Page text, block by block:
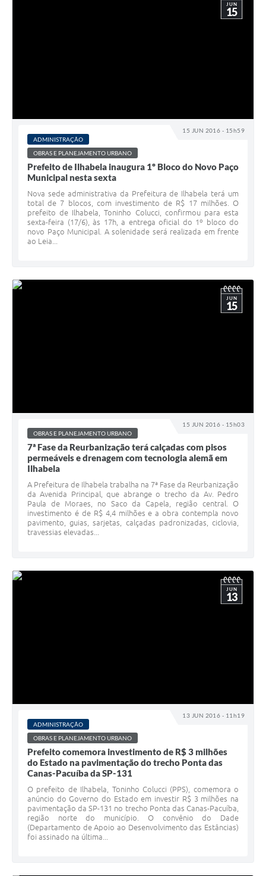
15 JUN 2016 - 15h59
JUN
15
ADMINISTRAÇÃO
OBRAS E PLANEJAMENTO URBANO
Prefeito de Ilhabela inaugura 1º Bloco do Novo Paço
Municipal nesta sexta
Nova sede administrativa da Prefeitura de Ilhabela terá um
total de 7 blocos, com investimento de R$ 17 milhões. O
prefeito de Ilhabela, Toninho Colucci, confirmou para esta
sexta-feira (17/6), às 17h, a entrega oficial do 1º bloco do
novo Paço Municipal. A solenidade será realizada em frente
ao Leia...
15 JUN 2016 - 15h03
JUN
15
OBRAS E PLANEJAMENTO URBANO
7ª Fase da Reurbanização terá calçadas com pisos
permeáveis e drenagem com tecnologia alemã em
Ilhabela
A Prefeitura de Ilhabela trabalha na 7ª Fase da Reurbanização
da Avenida Principal, que abrange o trecho da Av. Pedro
Paula de Moraes, no Saco da Capela, região central. O
investimento é de R$ 4,4 milhões e a obra contempla novo
pavimento, guias, sarjetas, calçadas padronizadas, ciclovia,
travessias elevadas...
13 JUN 2016 - 11h19
JUN
13
ADMINISTRAÇÃO
OBRAS E PLANEJAMENTO URBANO
Prefeito comemora investimento de R$ 3 milhões
do Estado na pavimentação do trecho Ponta das
Canas-Pacuíba da SP-131
O prefeito de Ilhabela, Toninho Colucci (PPS), comemora o
anúncio do Governo do Estado em investir R$ 3 milhões na
pavimentação da SP-131 no trecho Ponta das Canas-Pacuíba,
região norte do município. O convênio do Dade
(Departamento de Apoio ao Desenvolvimento das Estâncias)
foi assinado na última...